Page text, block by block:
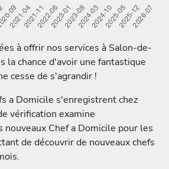
à offrir nos services à Salon-de-
la chance d'avoir une fantastique
cesse de s'agrandir !
a Domicile s'enregistrent chez
vérification examine
Chef a Domicile pour les
de découvrir de nouveaux chefs